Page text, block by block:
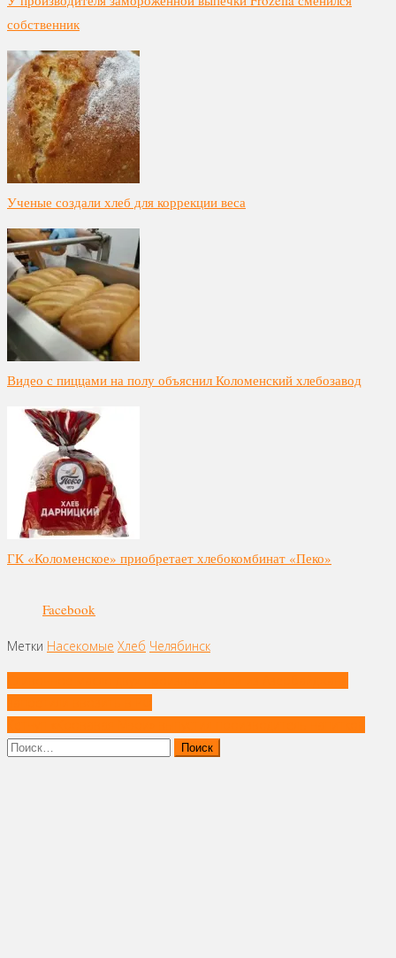
собственник
Ученые создали хлеб для коррекции веса
Видео с пиццами на полу объяснил Коломенский хлебозавод
ГК «Коломенское» приобретает хлебокомбинат «Пеко»
Facebook
Метки Насекомые Хлеб Челябинск
Найти: